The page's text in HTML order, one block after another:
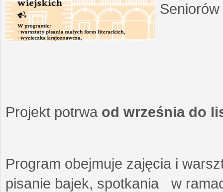
Projekt potrwa od września do
Program obejmuje zajęcia i
pisanie bajek, spotkania w